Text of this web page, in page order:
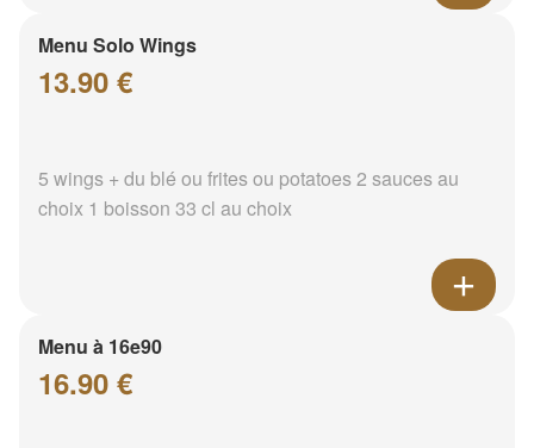
Menu Solo Wings
13.90 €
5 wings + du blé ou frites ou potatoes 2 sauces au
choix 1 boisson 33 cl au choix
Menu à 16e90
16.90 €